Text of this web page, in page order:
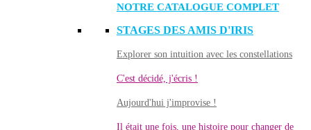
NOTRE CATALOGUE COMPLET
STAGES DES AMIS D'IRIS
Explorer son intuition avec les constellations
C'est décidé, j'écris !
Aujourd'hui j'improvise !
Il était une fois, une histoire pour changer de